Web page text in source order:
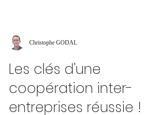
Les clés d'une